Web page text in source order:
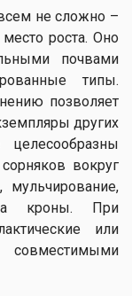
не сложно –
роста. Оно
почвами
типы.
позволяет
других
вокруг
мульчирование,
кроны. При
или